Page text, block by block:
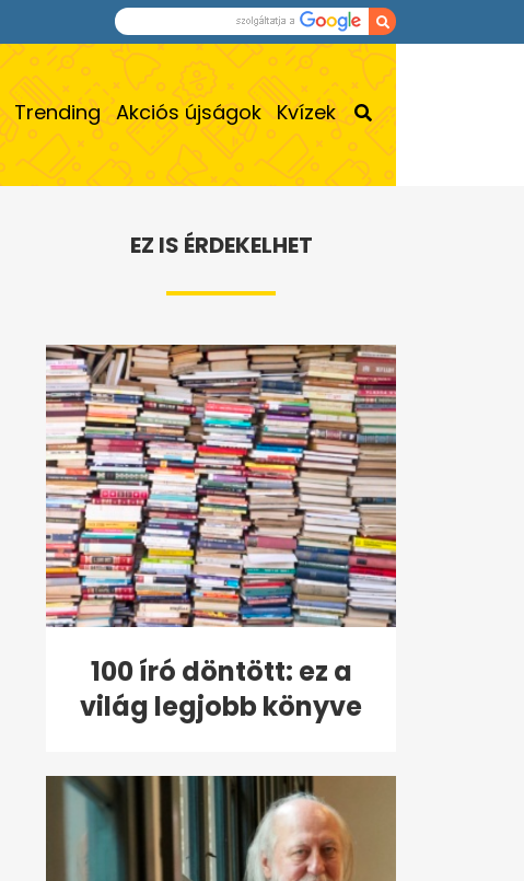
Trending Akciós újságok Kvízek
EZ IS ÉRDEKELHET
100 író döntött: ez a
világ legjobb könyve